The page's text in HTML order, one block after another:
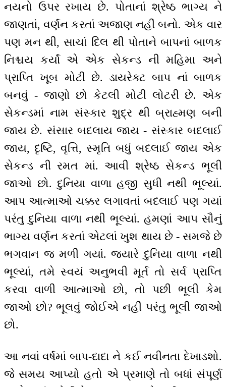
નયનો ઉપર રખાય છે. પોતાનાં શ્રેષ્ઠ ભાગ્ય ને
જાણતાં, વર્ણન કરતાં અજાણ નહીં બનો. એક વાર
પણ મન થી, સાચાં દિલ થી પોતાને બાપનાં બાળક
નિશ્ચય કર્યાં એ એક સેકન્ડ ની મહિમા અને
પ્રાપ્તિ ખૂબ મોટી છે. ડાયરેક્ટ બાપ નાં બાળક
બનવું - જાણો છો કેટલી મોટી લોટરી છે. એક
સેકન્ડમાં નામ સંસ્કાર શુદ્ર થી બ્રાહ્મણ બની
જાય છે. સંસાર બદલાય જાય - સંસ્કાર બદલાઈ
જાય, દૃષ્ટિ, વૃત્તિ, સ્મૃતિ બધું બદલાઈ જાય એક
સેકન્ડ ની રમત માં. આવી શ્રેષ્ઠ સેકન્ડ ભૂલી
જાઓ છો. દુનિયા વાળા હજી સુધી નથી ભૂલ્યાં.
આપ આત્માઓ ચક્કર લગાવતાં બદલાઈ પણ ગયાં
પરંતુ દુનિયા વાળા નથી ભૂલ્યાં. હમણાં આપ સૌનું
ભાગ્ય વર્ણન કરતાં એટલાં ખુશ થાય છે - સમજે છે
ભગવાન જ મળી ગયાં. જ્યારે દુનિયા વાળા નથી
ભૂલ્યાં, તમે સ્વયં અનુભવી મૂર્ત તો સર્વ પ્રાપ્તિ
કરવા વાળી આત્માઓ છો, તો પછી ભૂલી કેમ
જાઓ છો? ભૂલવું જોઈએ નહીં પરંતુ ભૂલી જાઓ
છો.
આ નવાં વર્ષમાં બાપ-દાદા ને કઈ નવીનતા દેખાડશો.
જે સમય આપ્યો હતો એ પ્રમાણે તો બધાં સંપૂર્ણ